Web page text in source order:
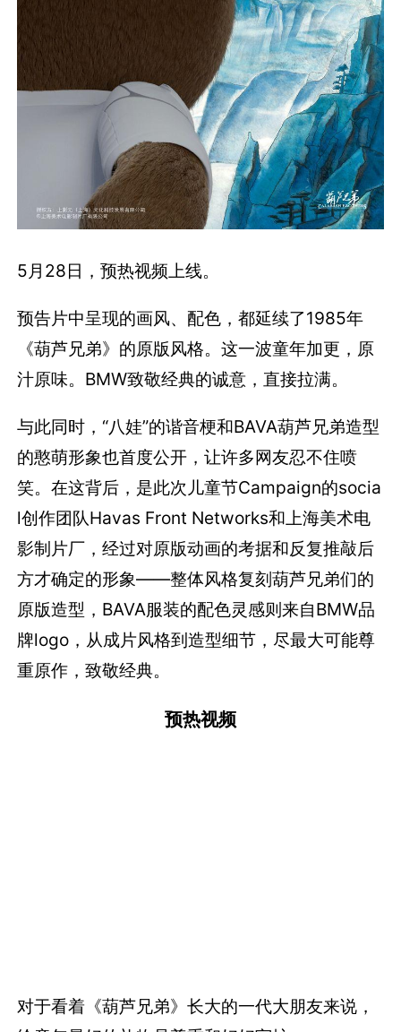
5月28日，预热视频上线。
预告片中呈现的画风、配色，都延续了1985年
《葫芦兄弟》的原版风格。这一波童年加更，原
汁原味。BMW致敬经典的诚意，直接拉满。
与此同时，“八娃”的谐音梗和BAVA葫芦兄弟造型
的憨萌形象也首度公开，让许多网友忍不住喷
笑。在这背后，是此次儿童节Campaign的socia
l创作团队Havas Front Networks和上海美术电
影制片厂，经过对原版动画的考据和反复推敲后
方才确定的形象——整体风格复刻葫芦兄弟们的
原版造型，BAVA服装的配色灵感则来自BMW品
牌logo，从成片风格到造型细节，尽最大可能尊
重原作，致敬经典。
预热视频
对于看着《葫芦兄弟》长大的一代大朋友来说，